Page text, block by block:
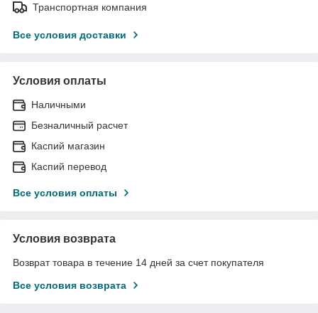
Транспортная компания
Все условия доставки
Условия оплаты
Наличными
Безналичный расчет
Каспий магазин
Каспий перевод
Все условия оплаты
Условия возврата
Возврат товара в течение 14 дней за счет покупателя
Все условия возврата